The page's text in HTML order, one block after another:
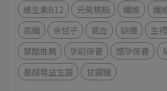
維生素B12
元氣焦點 纖維 纖
高纖
余甘子 貧血 缺鐵 生
葉酸推薦
孕前保養 懷孕保養
蔓越莓益生菌
甘露糖